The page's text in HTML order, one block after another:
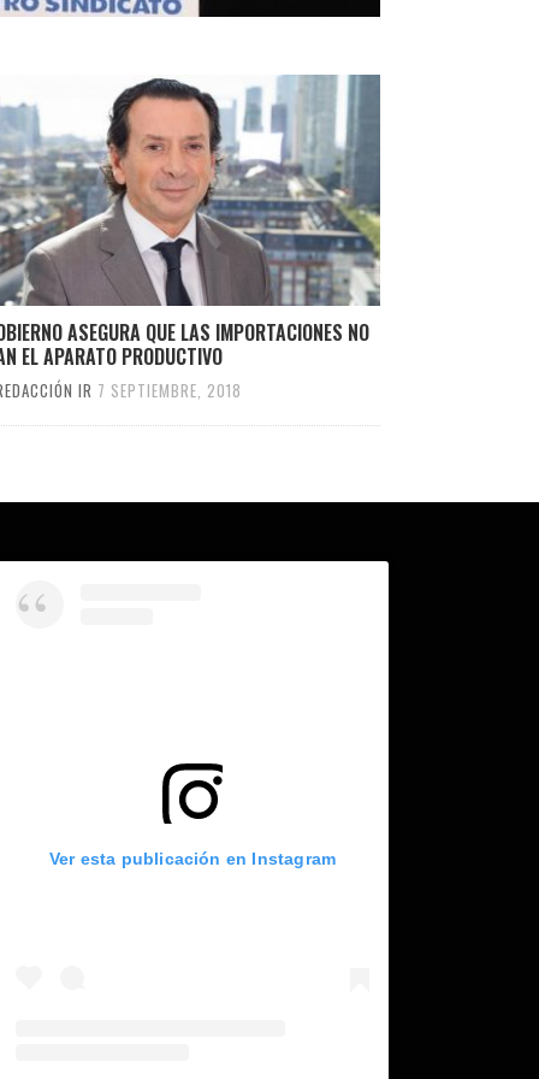
ASEGURA QUE LAS IMPORTACIONES NO
EL APARATO PRODUCTIVO
IR 7 SEPTIEMBRE, 2018
Ver esta publicación en Instagram